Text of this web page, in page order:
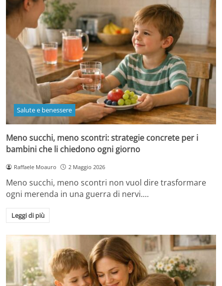
Salute e benessere
Meno succhi, meno scontri: strategie concrete per i
bambini che li chiedono ogni giorno
Raffaele Moauro 2 Maggio 2026
Meno succhi, meno scontri non vuol dire trasformare
ogni merenda in una guerra di nervi.…
Leggi di più